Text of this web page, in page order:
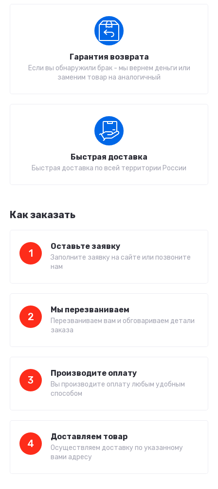
Гарантия возврата
Если вы обнаружили брак - мы вернем деньги или
заменим товар на аналогичный
Быстрая доставка
Быстрая доставка по всей территории России
Как заказать
1
Оставьте заявку
Заполните заявку на сайте или позвоните
нам
2
Мы перезваниваем
Перезваниваем вам и обговариваем детали
заказа
3
Производите оплату
Вы производите оплату любым удобным
способом
4
Доставляем товар
Осуществляем доставку по указанному
вами адресу